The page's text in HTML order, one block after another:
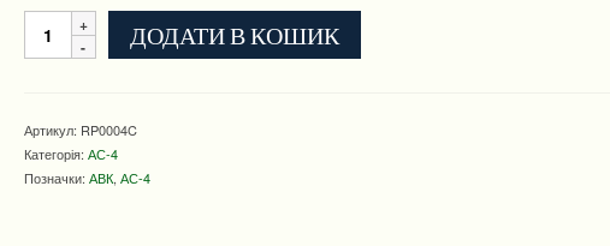
БудкомплексДОДАТИ В КОШИК
Артикул: RP0004C
Категорія: АС-4
Позначки: АВК, АС-4